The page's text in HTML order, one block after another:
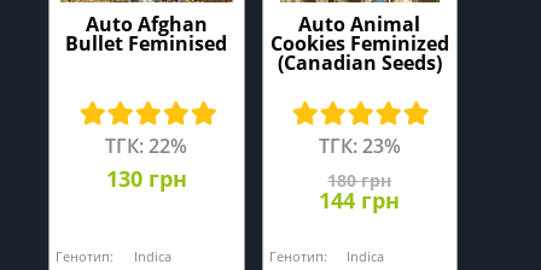
Auto Afghan
Bullet Feminised
ТГК: 22%
130 грн
Генотип:
Indica
Auto Animal
Cookies Feminized
(Canadian Seeds)
ТГК: 23%
180 грн
144 грн
Генотип:
Indica